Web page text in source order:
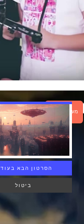
מעבר לכתבה
הסרטון הבא בעוד 3
ביטול